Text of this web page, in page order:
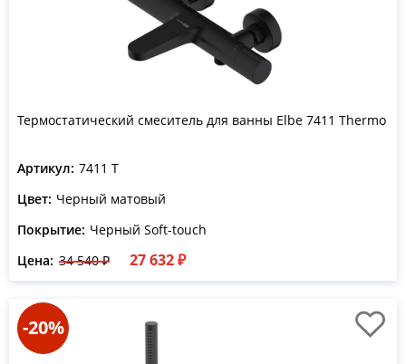
Термостатический смеситель для ванны Elbe 7411 Thermo
Артикул: 7411 T
Цвет: Черный матовый
Покрытие: Черный Soft-touch
Цена: 34 540 ₽ 27 632 ₽
-20%